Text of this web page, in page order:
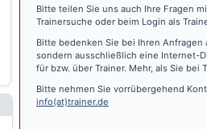
Bitte teilen Sie uns auch Ihre Fragen
Trainersuche oder beim Login als
Bitte bedenken Sie bei Ihren
sondern ausschließlich eine Internet-
für bzw. über Trainer. Mehr, als Sie bei
Bitte nehmen Sie vorrübergehend
info(at)trainer.de